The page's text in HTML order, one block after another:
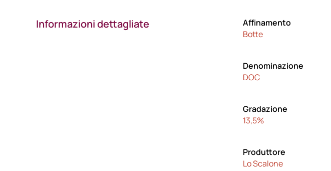
Informazioni dettagliate
Affinamento
Botte
Denominazione
DOC
Gradazione
13,5%
Produttore
Lo Scalone